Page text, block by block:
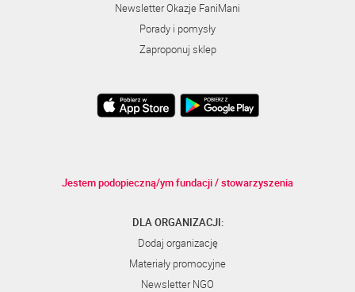
Newsletter Okazje FaniMani
Porady i pomysły
Zaproponuj sklep
Jestem podopieczną/ym fundacji / stowarzyszenia
DLA ORGANIZACJI:
Dodaj organizację
Materiały promocyjne
Newsletter NGO